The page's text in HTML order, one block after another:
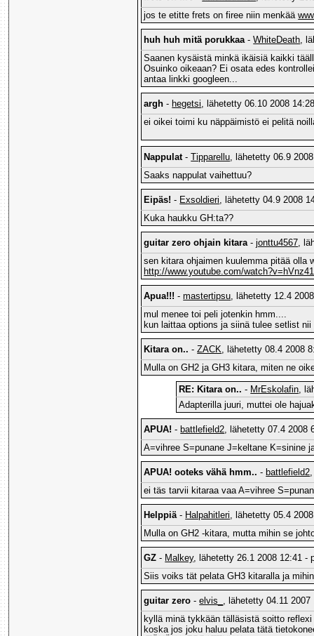
jos te etitte frets on firee niin menkää
huh huh mitä porukkaa-WhiteDeath,
Saanen kysäistä minkä ikäisiä kaikki
Osuinko oikeaan? Ei osata edes
antaa linkki googleen...
argh - hegetsi, lähetetty 06.10 2008
ei oikei toimi ku näppäimistö ei pelitä
Nappulat-Tipparellu, lähetetty 06.9
Saaks nappulat vaihettuu?
Eipäs! - Exsoldieri, lähetetty 04.9 2008
Kuka haukku GH:ta??
guitar zero ohjain kitara-jonttu4567,
sen kitara ohjaimen kuulemma pitää
http://www.youtube.com/
Apua!!! -mastertipsu, lähetetty 12.4
mul menee toi peli jotenkin hmm....
kun laittaa options ja siinä tulee setlist
Kitara on.. -ZACK, lähetetty 08.4 2008
Mulla on GH2 ja GH3 kitara, miten ne
RE: Kitara on.. - MrEskolafin,
Adapterilla juuri, muttei ole
APUA! - battlefield2, lähetetty 07.4 2008
A=vihree S=punane J=keltane K=sinine
APUA! ooteks vähä hmm.. - battlefield2
ei täs tarvii kitaraa vaa A=vihree
Helppiä- Halpahitleri, lähetetty 05.4
Mulla on GH2 -kitara, mutta mihin se
GZ - Malkey, lähetetty 26.1 2008 12:41 -
Siis voiks tät pelata GH3 kitaralla ja
guitar zero -elvis_ , lähetetty 04.11
kyllä minä tykkään tälläsistä soitto
koska jos joku haluu pelata tätä